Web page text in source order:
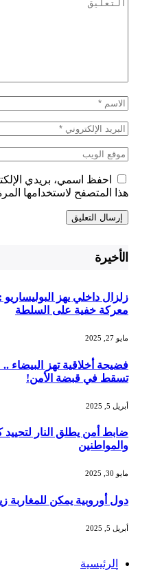
احفظ اسمي، بريدي
هذا المتصفح لاستخدامها
الأخيرة
زلزال داخلي يهز
معركة خفية على السلطة
مايو 27, 2025
فضيحة أخلاقية تهز البيضاء ..
تسقط في قبضة الأمن!
أبريل 5, 2025
ضابط أمن يطلق النار
والمواطنين
مايو 30, 2025
دول أوروبية يمكن للمغاربة
أبريل 5, 2025
الرئيسية